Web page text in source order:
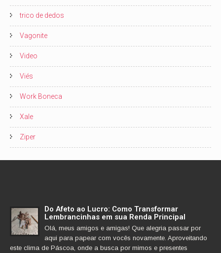
trico de dedos
Vagonite
Video
Viés
Work Boneca
Xale
Ziper
Do Afeto ao Lucro: Como Transformar
Lembrancinhas em sua Renda Principal
Olá, meus amigos e amigas! Que alegria passar por
aqui para papear com vocês novamente. Aproveitando
este clima de Páscoa, onde a busca por mimos e presentes